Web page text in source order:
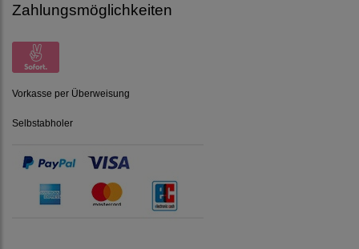
Zahlungsmöglichkeiten
Vorkasse per Überweisung
Selbstabholer